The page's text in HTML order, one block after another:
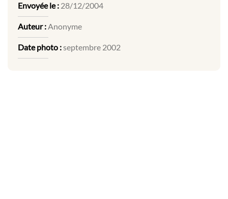
Envoyée le : 28/12/2004
Auteur :Anonyme
Date photo :septembre 2002